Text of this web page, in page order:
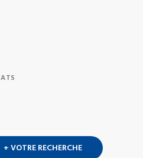
+ VOTRE RECHERCHE